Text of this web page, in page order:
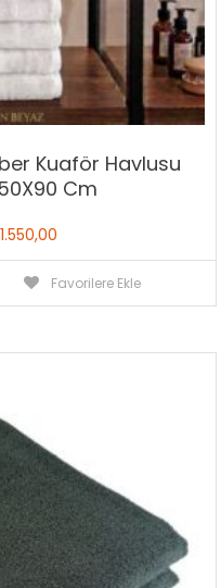
Kuaför Havlusu
Cm
1.550,00Şu
andaki
fiyat:
Favorilere Ekle